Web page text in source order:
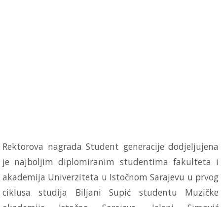
Rektorova nagrada Student generacije dod‌jeljujena
je najboljim diplomiranim studentima fakulteta i
akademija Univerziteta u Istočnom Sarajevu u prvog
ciklusa studija Biljani Supić studentu Muzičke